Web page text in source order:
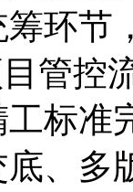
环节
管控
标准
、多